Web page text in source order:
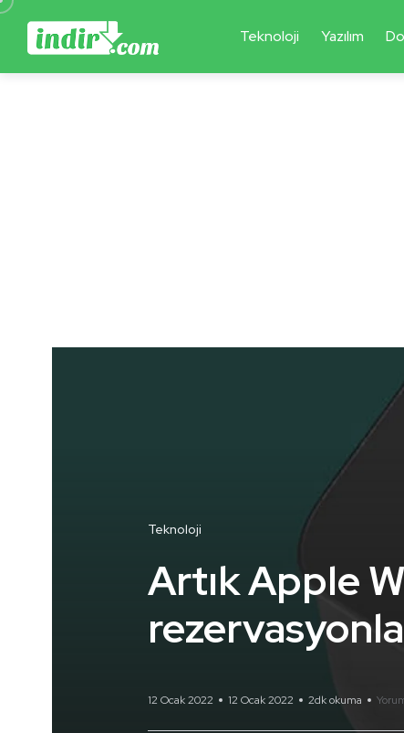
Teknoloji Yazılım
Teknoloji
Artık Apple
12 Ocak 2022 12 Ocak 2022 2dk okuma